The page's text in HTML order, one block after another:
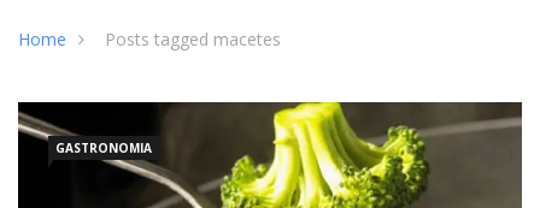
Home Posts tagged macetes
GASTRONOMIA